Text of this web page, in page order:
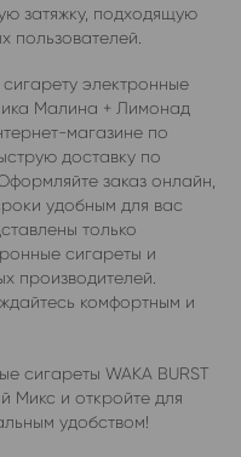
затяжку, подходящую
пользователей.
электронные
Малина + Лимонад
магазине по
доставку по
заказ онлайн,
удобным для вас
только
сигареты и
производителей.
комфортным и
сигареты WAKA BURST
Микс и откройте для
удобством!